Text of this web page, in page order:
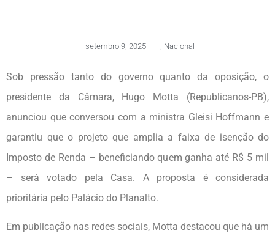
setembro 9, 2025 Nacional
Sob pressão tanto do governo quanto da oposição, o
presidente da Câmara, Hugo Motta (Republicanos-PB),
anunciou que conversou com a ministra Gleisi Hoffmann e
garantiu que o projeto que amplia a faixa de isenção do
Imposto de Renda – beneficiando quem ganha até R$ 5 mil
– será votado pela Casa. A proposta é considerada
prioritária pelo Palácio do Planalto.
Em publicação nas redes sociais, Motta destacou que há um